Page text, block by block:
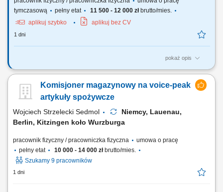
tymczasową
pełny etat 11 500 - 12 000 złbrutto/mies.
aplikuj szybko
aplikuj bez CV
1 dni
pokaż opis
Zadania: prace magazynowe (komisjonowanie, pakowanie,
załadunek i rozładunek samochodów ciężarowych; sporządzanie i
kontrola dokumentów wysyłkowych; montaż elementów wózków
Komisjoner magazynowy na voice-peak
artykuły spożywcze
Wojciech Strzelecki Sedmol
Niemcy, Lauenau,
Berlin, Kitzingen koło Wurzburga
pracownik fizyczny / pracowniczka fizyczna
umowa o pracę
pełny etat
10 000 - 14 000 złbrutto/mies.
Szukamy 9 pracowników
1 dni